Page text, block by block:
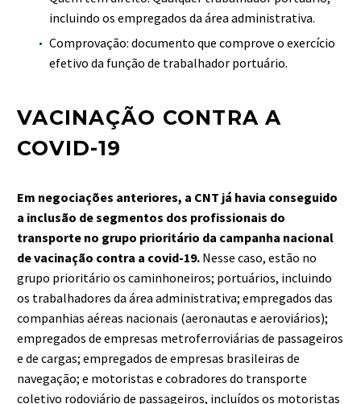
incluindo os empregados da área administrativa.
Comprovação: documento que comprove o exercício
efetivo da função de trabalhador portuário.
VACINAÇÃO CONTRA A
COVID-19
Em negociações anteriores, a CNT já havia conseguido
a inclusão de segmentos dos profissionais do
transporte no grupo prioritário da campanha nacional
de vacinação contra a covid-19. Nesse caso, estão no
grupo prioritário os caminhoneiros; portuários, incluindo
os trabalhadores da área administrativa; empregados das
companhias aéreas nacionais (aeronautas e aeroviários);
empregados de empresas metroferroviárias de passageiros
e de cargas; empregados de empresas brasileiras de
navegação; e motoristas e cobradores do transporte
coletivo rodoviário de passageiros, incluídos os motoristas